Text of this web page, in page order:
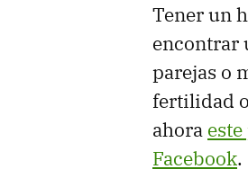
Tener un
encontrar
parejas o
fertilidad
ahora
Facebook.